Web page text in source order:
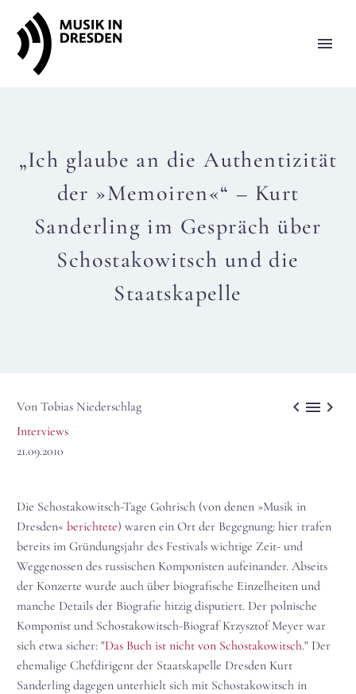
„Ich glaube an die Authentizität
der »Memoiren«“ – Kurt
Sanderling im Gespräch über
Schostakowitsch und die
Staatskapelle
  
Von Tobias Niederschlag
Interviews
21.09.2010
Die Schostakowitsch-Tage Gohrisch (von denen »Musik in
Dresden« berichtete) waren ein Ort der Begegnung: hier trafen
bereits im Gründungsjahr des Festivals wichtige Zeit- und
Weggenossen des russischen Komponisten aufeinander. Abseits
der Konzerte wurde auch über biografische Einzelheiten und
manche Details der Biografie hitzig disputiert. Der polnische
Komponist und Schostakowitsch-Biograf Krzysztof Meyer war
sich etwa sicher: "Das Buch ist nicht von Schostakowitsch." Der
ehemalige Chefdirigent der Staatskapelle Dresden Kurt
Sanderling dagegen unterhielt sich mit Schostakowitsch in